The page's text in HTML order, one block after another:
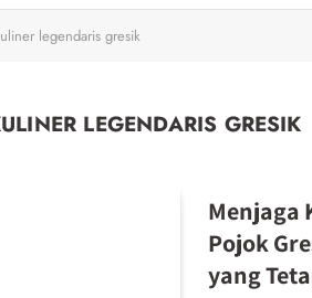
legendaris gresik
LEGENDARIS GRESIK
Menjaga
Pojok
yang